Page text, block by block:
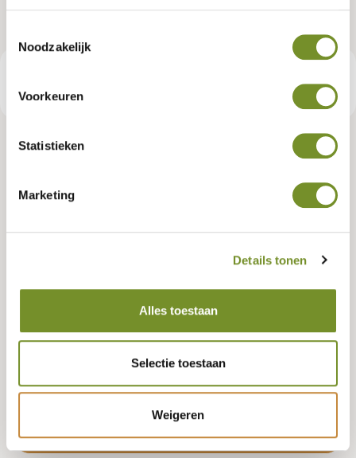
Noodzakelijk
Voorkeuren
Statistieken
Marketing
Details tonen
Alles toestaan
Selectie toestaan
Weigeren
400 CENTIMETER
Bestellen